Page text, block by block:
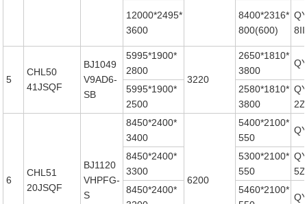
12000*2495*
3600
8400*2316*
800(600)
5
CHL50
41JSQF
BJ1049
V9AD6-
SB
5995*1900*
2800
3220
2650*1810*
3800
5995*1900*
2500
2580*1810*
3800
6
CHL51
20JSQF
BJ1120
VHPFG-
S
8450*2400*
3400
6200
5400*2100*
550
8450*2400*
3300
5300*2100*
550
8450*2400*
5460*2100*